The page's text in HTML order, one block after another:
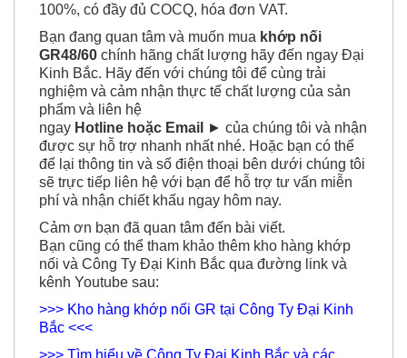
100%, có đầy đủ COCQ, hóa đơn VAT.
Bạn đang quan tâm và muốn mua khớp nối
GR48/60 chính hãng chất lượng hãy đến ngay Đại
Kinh Bắc. Hãy đến với chúng tôi để cùng trải
nghiệm và cảm nhận thực tế chất lượng của sản
phẩm và liên hệ
ngay Hotline hoặc Email
► của chúng tôi và nhận
được sự hỗ trợ nhanh nhất nhé. Hoặc bạn có thể
để lại thông tin và số điện thoại bên dưới chúng tôi
sẽ trực tiếp liên hệ với bạn để hỗ trợ tư vấn miễn
phí và nhận chiết khấu ngay hôm nay.
Cảm ơn bạn đã quan tâm đến bài viết.
Bạn cũng có thể tham khảo thêm kho hàng khớp
nối và Công Ty Đại Kinh Bắc qua đường link và
kênh Youtube sau:
>>> Kho hàng khớp nối GR tại Công Ty Đại Kinh
Bắc <<<
>>> Tìm hiểu về Công Ty Đại Kinh Bắc và các